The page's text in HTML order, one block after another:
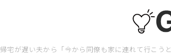
帰宅が遅い夫から「今から同僚も家に連れて行こ